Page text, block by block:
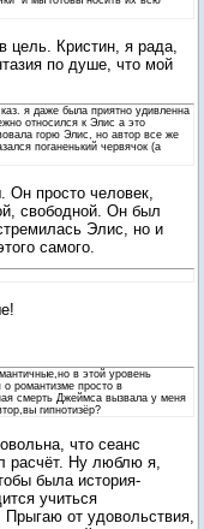
цель. Кристин, я рада,
по душе, что мой
я даже была приятно удивленна
относился к Элис а это
горю Элис, но автор все же
поганенький червячок (а
просто человек,
свободной. Он был
Элис, но и
самого.
в этой уровень
о романтизме просто в
смерть Джеймса вызвала у меня
гипнотизёр?
что сеанс
расчёт. Ну люблю я,
была история-
учиться
Прыгаю от удовольствия,